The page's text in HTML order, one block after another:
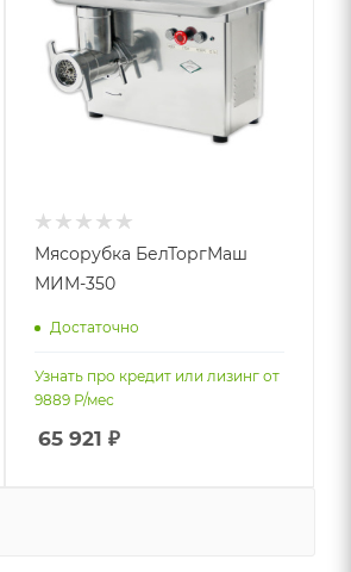
Мясорубка БелТоргМаш
МИМ-350
Достаточно
Узнать про кредит или лизинг от
9889 Р/мес
65 921 ₽